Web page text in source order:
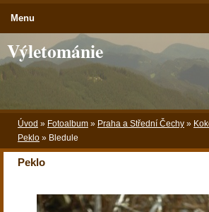
Výletománie
Úvod » Fotoalbum » Praha a Střední Čechy »
Peklo » Bledule
Peklo
Menu